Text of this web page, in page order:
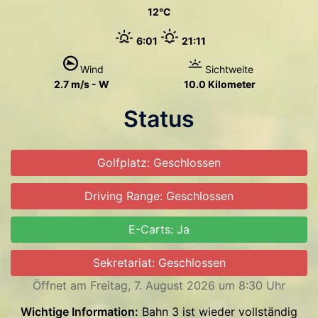
12
6:01 21:11
Wind
2.7 m/s - W
Sichtweite
10.0 Kilometer
Status
Golfplatz: Geschlossen
Driving Range: Geschlossen
E-Carts: Ja
Sekretariat: Geschlossen
Öffnet am Freitag, 7. August 2026 um 8:30 Uhr
Wichtige Information: Bahn 3 ist wieder vollständig